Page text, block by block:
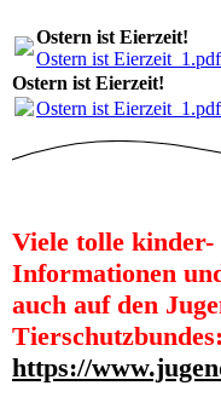
Ostern ist Eierzeit!
Ostern ist Eierzeit_1.pdf
Ostern ist Eierzeit!
Ostern ist Eierzeit_1.pdf
Viele tolle kinder-
Informationen
auch auf den
Tierschutzbundes:
https://